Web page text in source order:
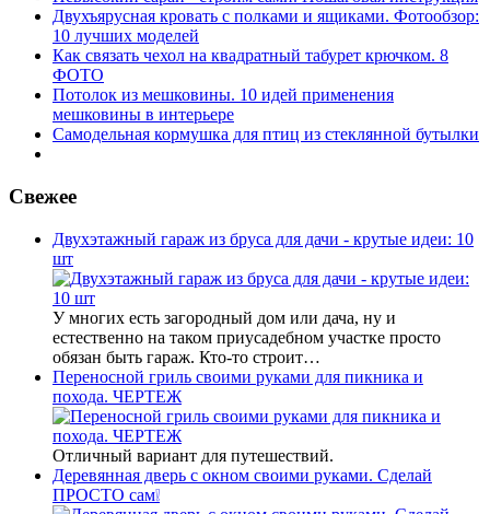
Двухъярусная кровать с полками и ящиками. Фотообзор:
10 лучших моделей
Как связать чехол на квадратный табурет крючком. 8
ФОТО
Потолок из мешковины. 10 идей применения
мешковины в интерьере
Самодельная кормушка для птиц из стеклянной бутылки
Свежее
Двухэтажный гараж из бруса для дачи - крутые идеи: 10
шт
У многих есть загородный дом или дача, ну и
естественно на таком приусадебном участке просто
обязан быть гараж. Кто-то строит…
Переносной гриль своими руками для пикника и
похода. ЧЕРТЕЖ
Отличный вариант для путешествий.
Деревянная дверь с окном своими руками. Сделай
ПРОСТО сам❕